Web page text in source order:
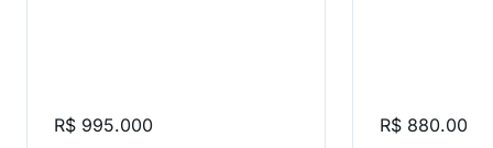
R$ 995.000 R$ 880.000